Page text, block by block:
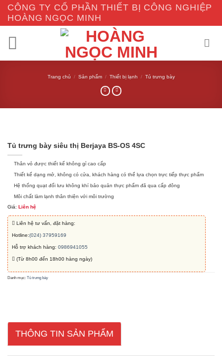
content
CÔNG TY CỔ PHẦN THIẾT BỊ CÔNG NGHIỆP
HOÀNG NGỌC MINH
Trang chủ / Sản phẩm / Thiết bị lạnh / Tủ trưng bày
Tủ trưng bày siêu thị Berjaya BS-OS 4SC
Thân vỏ được thiết kế không gỉ cao cấp
Thiết kế dạng mở, không có cửa, khách hàng có thể lựa chọn trực tiếp thực phẩm
Hệ thống quạt đối lưu không khí bảo quản thực phẩm đã qua cấp đông
Môi chất làm lạnh thân thiện với môi trường
Giá: Liên hệ
Liên hệ tư vấn, đặt hàng:
Hotline:(024) 37959169
Hỗ trợ khách hàng: 0986941055
(Từ 8h00 đến 18h00 hàng ngày)
Danh mục: Tủ trưng bày
THÔNG TIN SẢN PHẨM